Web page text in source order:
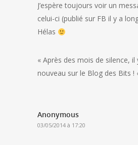
J’espère toujours voir un
celui-ci (publié sur FB il y a
Hélas
« Après des mois de silence, il
nouveau sur le Blog des Bits !
Anonymous
03/05/2014 à 17:20